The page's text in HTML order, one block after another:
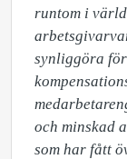
runtom i
synliggöra
och minskad
som har fått